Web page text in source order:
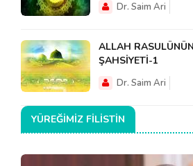
Dr. Saim Ari
ALLAH
ŞAHSİYETİ-1
Dr. Saim Ari
YÜREĞIMIZ FILISTIN